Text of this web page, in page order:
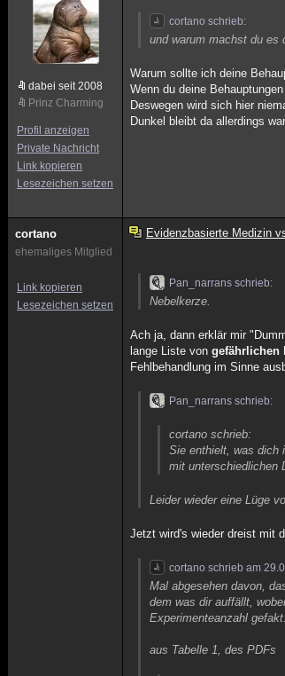
dabei seit 2008
Prinz Charming
Profil anzeigen
Private Nachricht
Link kopieren
Lesezeichen setzen
cortano schrieb:
und warum machst du es
Warum sollte ich deine
Wenn du deine
Deswegen wird sich hier
Dunkel bleibt da allerdings
cortano
ehemaliges Mitglied
Link kopieren
Lesezeichen setzen
Evidenzbasierte Medizin
Pan_narrans schrieb:
Nebelkerze.
Ach ja, dann erklär mir
lange Liste vongefährlichen
Fehlbehandlung im Sinne
Pan_narrans schrieb:
cortano schrieb:
Sie enthielt, was dich
mit unterschiedlichen
Leider wieder eine Lüge
Jetzt wird's wieder dreist mit
cortano schrieb am
Mal abgesehen davon,
dem was dir auffällt,
Experimenteanzahl gefakt:
aus Tabelle 1, des PDFs